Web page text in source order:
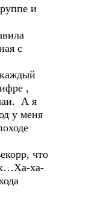
и
с
,
А я
у меня
что
ха-